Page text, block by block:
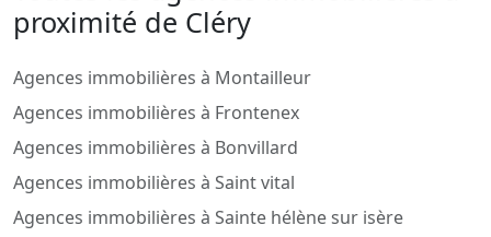
proximité de Cléry
Agences immobilières à Montailleur
Agences immobilières à Frontenex
Agences immobilières à Bonvillard
Agences immobilières à Saint vital
Agences immobilières à Sainte hélène sur isère